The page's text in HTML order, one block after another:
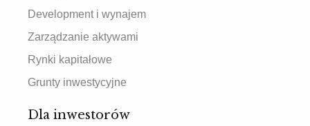
Development i wynajem
Zarządzanie aktywami
Rynki kapitałowe
Grunty inwestycyjne
Dla inwestorów